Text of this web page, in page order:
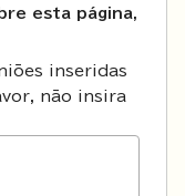
esta página,
inseridas
não insira